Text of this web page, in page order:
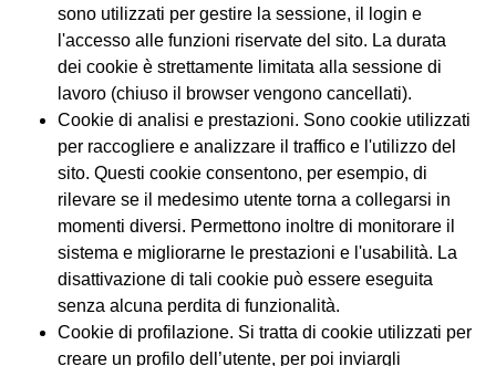
sono utilizzati per gestire la sessione, il login e
l'accesso alle funzioni riservate del sito. La durata
dei cookie è strettamente limitata alla sessione di
lavoro (chiuso il browser vengono cancellati).
Cookie di analisi e prestazioni. Sono cookie utilizzati
per raccogliere e analizzare il traffico e l'utilizzo del
sito. Questi cookie consentono, per esempio, di
rilevare se il medesimo utente torna a collegarsi in
momenti diversi. Permettono inoltre di monitorare il
sistema e migliorarne le prestazioni e l'usabilità. La
disattivazione di tali cookie può essere eseguita
senza alcuna perdita di funzionalità.
Cookie di profilazione. Si tratta di cookie utilizzati per
creare un profilo dell’utente, per poi inviargli